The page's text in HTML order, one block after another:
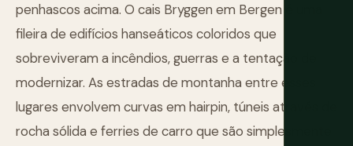
penhascos acima. O cais Bryggen em Bergen é uma
fileira de edifícios hanseáticos coloridos que
sobreviveram a incêndios, guerras e a tentação de
modernizar. As estradas de montanha entre esses
lugares envolvem curvas em hairpin, túneis através de
rocha sólida e ferries de carro que são simplesmente